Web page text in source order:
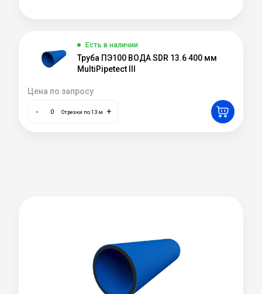
Есть в наличии
Труба ПЭ100 ВОДА SDR 13.6 400 мм
MultiPipetect III
Цена по запросу
- Отрезки по 13 м +